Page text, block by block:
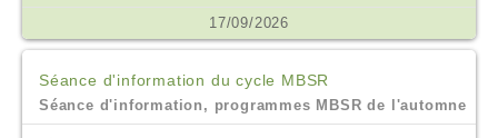
17/09/2026
Séance d'information du cycle MBSR
Séance d'information, programmes MBSR de l'automne